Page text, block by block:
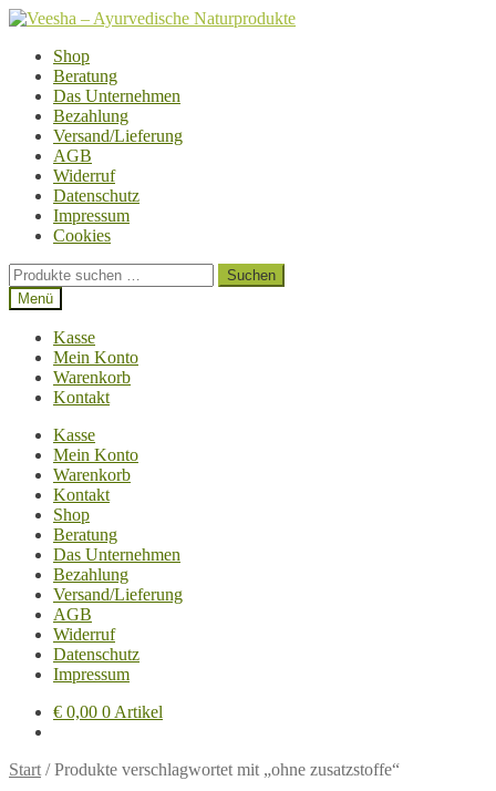
Zur
springen
Zum
springenShop
Beratung
Das Unternehmen
Bezahlung
Versand/Lieferung
AGB
Widerruf
Datenschutz
Impressum
Cookies
Suchen
nach:
Suchen
Menü
Kasse
Mein Konto
Warenkorb
Kontakt
Kasse
Mein Konto
Warenkorb
Kontakt
Shop
Beratung
Das Unternehmen
Bezahlung
Versand/Lieferung
AGB
Widerruf
Datenschutz
Impressum
€ 0,00 0 Artikel
Start /Produkte verschlagwortet mit „ohne zusatzstoffe“